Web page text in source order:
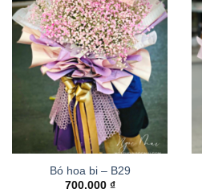
Bó hoa bi – B29
700.000 ₫